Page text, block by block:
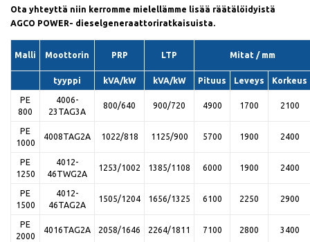
Ota yhteyttä niin kerromme mielellämme lisää räätälöidyistä
AGCO POWER- dieselgeneraattoriratkaisuista.
Malli Moottorin PRP LTP Mitat / mm
tyyppi kVA/kW kVA/kW Pituus Leveys Korkeus
PE
800
4006-
23TAG3A
800/640 900/720 4900 1700 2100
PE
1000
4008TAG2A 1022/818 1125/900 5700 1900 2400
PE
1250
4012-
46TWG2A
1253/1002 1385/1108 6000 1900 2400
PE
1500
4012-
46TAG2A
1505/1204 1656/1325 6100 2250 2900
PE
2000
4016TAG2A 2058/1646 2264/1811 7100 2800 3400